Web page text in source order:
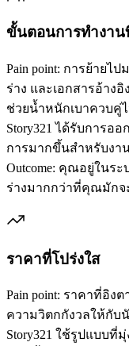
ขั้นตอนการทำงา
Pain point: การย้ายไ
ร่าง และเอกสารอ้าง
ช่วยน้ำหนักเบาควบคู่ไ
Story321 ได้รับการ
การมากขึ้นสำหรับงา
Outcome: คุณอยู่ในร
ร่างมากกว่าที่คุณมักจ
ราคาที่โปร่งใส
Pain point: ราคาที่อิง
ความวิตกกังวลให้กับนั
Story321 ใช้รูปแบบ